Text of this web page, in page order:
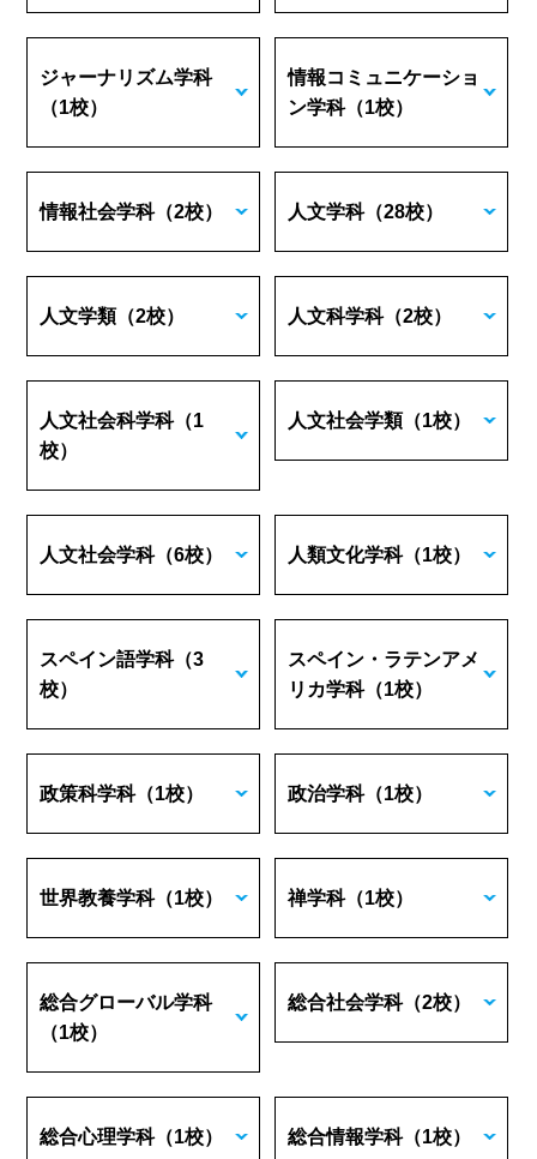
ジャーナリズム学科
（1校）
情報コミュニケーショ
ン学科（1校）
情報社会学科（2校） 人文学科（28校）
人文学類（2校） 人文科学科（2校）
人文社会科学科（1
校）
人文社会学類（1校）
人文社会学科（6校） 人類文化学科（1校）
スペイン語学科（3
校）
スペイン・ラテンアメ
リカ学科（1校）
政策科学科（1校） 政治学科（1校）
世界教養学科（1校） 禅学科（1校）
総合グローバル学科
（1校）
総合社会学科（2校）
総合心理学科（1校） 総合情報学科（1校）